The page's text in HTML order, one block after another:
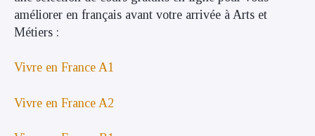
améliorer en français avant votre arrivée à Arts et
Métiers :
Vivre en France A1
Vivre en France A2